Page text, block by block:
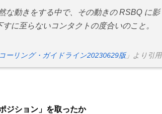
な動きをする中で、その動きの RSBQ に影
に⾄らないコンタクトの度合いのこと。
ーリング・ガイドライン20230629版」より引用
ジション」を取ったか